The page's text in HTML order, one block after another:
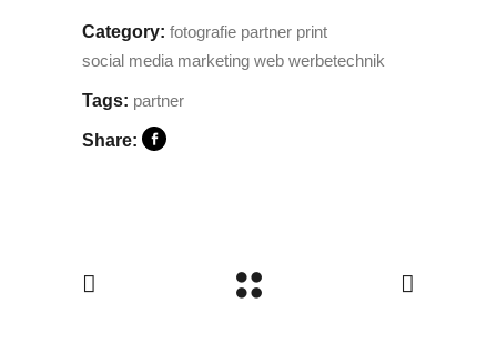
Category: fotografie partner print
social media marketing web werbetechnik
Tags: partner
Share: